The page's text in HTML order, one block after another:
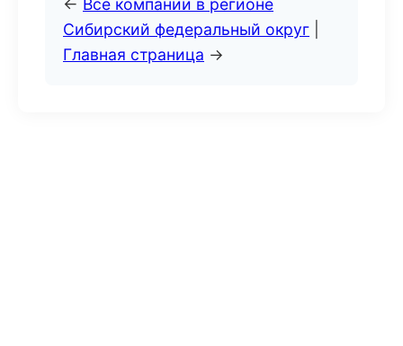
← Все компании в регионе
Сибирский федеральный округ
Главная страница →